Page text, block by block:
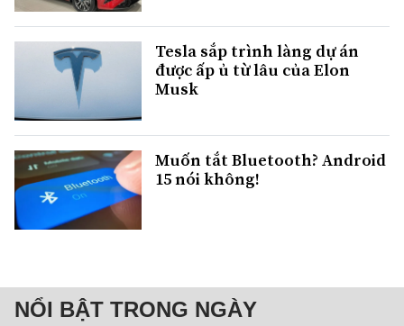
Tesla sắp trình làng dự án
được ấp ủ từ lâu của Elon
Musk
Muốn tắt Bluetooth? Android
15 nói không!
NỔI BẬT TRONG NGÀY